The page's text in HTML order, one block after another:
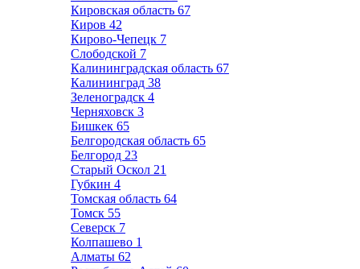
Кировская область 67
Киров 42
Кирово-Чепецк 7
Слободской 7
Калининградская область 67
Калининград 38
Зеленоградск 4
Черняховск 3
Бишкек 65
Белгородская область 65
Белгород 23
Старый Оскол 21
Губкин 4
Томская область 64
Томск 55
Северск 7
Колпашево 1
Алматы 62